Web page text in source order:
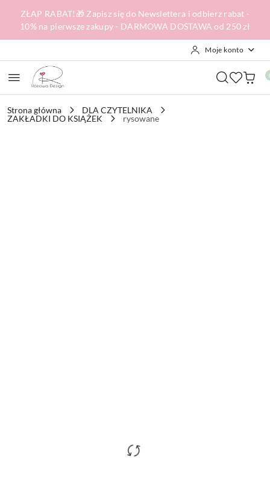
Przejdź do treści głównej
Przejdź do wyszukiwarki
Przejdź do moje konto
Przejdź do menu głównego
Przejdź do opisu produktu
Przejdź do stopki
ZŁAP RABAT!🎁 Zapisz się do Newslettera i odbierz rabat -
10% na pierwsze zakupy - DARMOWA DOSTAWA od 250 zł
Moje konto
Strona główna
DLA CZYTELNIKA
ZAKŁADKI DO KSIĄŻEK
rysowane